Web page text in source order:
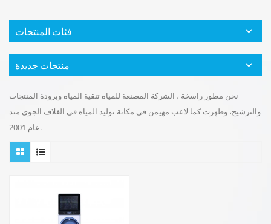
فئات المنتجات
منتجات جديدة
نحن مطور راسخة ، الشركة المصنعة للمياه تنقية المياه وبرودة المنتجات
والترشيح، وظهرت كما لاعب مهيمن في مكانة توليد المياه في الغلاف الجوي منذ
عام 2001.